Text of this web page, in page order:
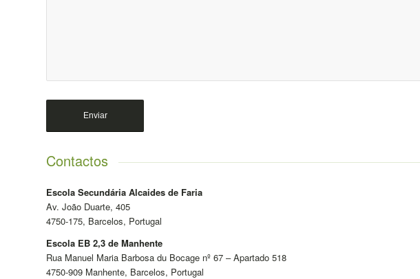
Contactos
Escola Secundária Alcaides de Faria
Av. João Duarte, 405
4750-175, Barcelos, Portugal
Escola EB 2,3 de Manhente
Rua Manuel Maria Barbosa du Bocage nº 67 – Apartado 518
4750-909 Manhente, Barcelos, Portugal